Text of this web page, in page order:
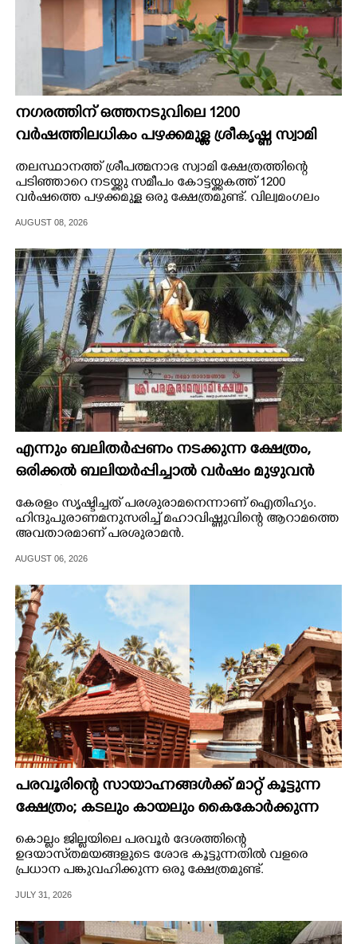
LIFESTYLE
INFO+
ASTRO
CARTOONS
LITERATURE
ZOOM
CONTACT US
നഗരത്തിന് ഒത്തനടുവിലെ 1200
വർഷത്തിലധികം പഴക്കമുള്ള ശ്രീകൃഷ്ണ സ്വാമി
ക്ഷേത്രം
തലസ്ഥാനത്ത് ശ്രീപത്മനാഭ സ്വാമി ക്ഷേത്രത്തിന്റെ
പടിഞ്ഞാറെ നടയ്ക്കു സമീപം കോട്ടയ്ക്കകത്ത് 1200
വർഷത്തെ പഴക്കമുള്ള ഒരു ക്ഷേത്രമുണ്ട്. വില്വമംഗലം
AUGUST 08, 2026
എന്നും ബലിതർപ്പണം നടക്കുന്ന ക്ഷേത്രം,​
ഒരിക്കൽ ബലിയർപ്പിച്ചാൽ വർഷം മുഴുവൻ
അർപ്പിച്ച പുണ്യം
കേരളം സൃഷ്ടിച്ചത് പരശുരാമനെന്നാണ് ഐതിഹ്യം.
ഹിന്ദുപുരാണമനുസരിച്ച് മഹാവിഷ്ണുവിന്റെ ആറാമത്തെ
അവതാരമാണ് പരശുരാമൻ.
AUGUST 06, 2026
പരവൂരിന്റെ സായാഹ്നങ്ങൾക്ക് മാറ്റ് കൂട്ടുന്ന
ക്ഷേത്രം; കടലും കായലും കൈകോർക്കുന്ന
പുണ്യ ഭൂമി
കൊല്ലം ജില്ലയിലെ പരവൂർ ദേശത്തിന്റെ
ഉദയാസ്‌തമയങ്ങളുടെ ശോഭ കൂട്ടുന്നതിൽ വളരെ
പ്രധാന പങ്കുവഹിക്കുന്ന ഒരു ക്ഷേത്രമുണ്ട്.
JULY 31, 2026